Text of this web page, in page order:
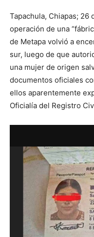
Tapachula, Chiapas; 26
operación de una
de Metapa volvió a
sur, luego de que
una mujer de origen
documentos oficiales
ellos aparentemente
Oficialía del Registro